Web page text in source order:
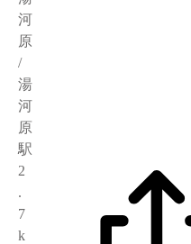
河
原
/
湯
河
原
駅
2
.
7
k